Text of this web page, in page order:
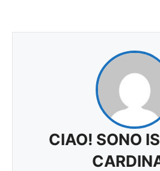
CIAO! SONO